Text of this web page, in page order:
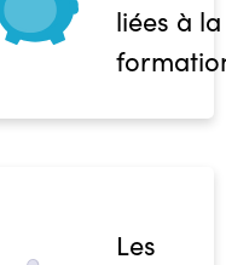
liées à la
Les